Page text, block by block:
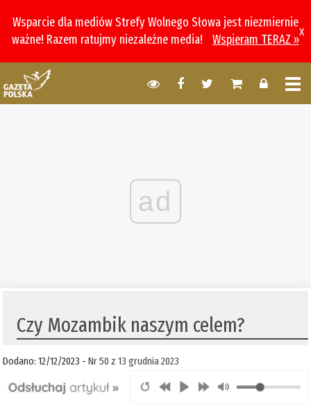
Wsparcie dla mediów Strefy Wolnego Słowa jest niezmiernie
ważne! Razem ratujmy niezależne media!
Wspieram TERAZ »
x
ad
Czy Mozambik naszym celem?
Dodano: 12/12/2023 -Nr 50 z 13 grudnia 2023